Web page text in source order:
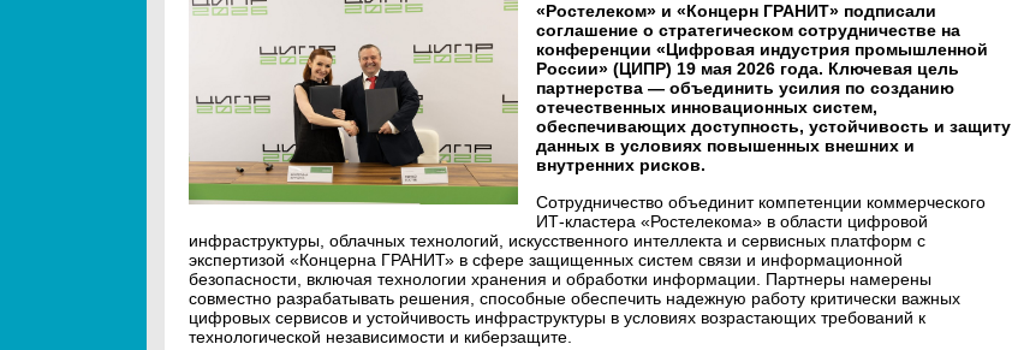
«Ростелеком» и «Концерн ГРАНИТ» подписали
соглашение о стратегическом сотрудничестве на
конференции «Цифровая индустрия промышленной
России» (ЦИПР) 19 мая 2026 года. Ключевая цель
партнерства — объединить усилия по созданию
отечественных инновационных систем,
обеспечивающих доступность, устойчивость и защиту
данных в условиях повышенных внешних и
внутренних рисков.
Сотрудничество объединит компетенции коммерческого
ИТ-кластера «Ростелекома» в области цифровой
инфраструктуры, облачных технологий, искусственного интеллекта и сервисных платформ с
экспертизой «Концерна ГРАНИТ» в сфере защищенных систем связи и информационной
безопасности, включая технологии хранения и обработки информации. Партнеры намерены
совместно разрабатывать решения, способные обеспечить надежную работу критически важных
цифровых сервисов и устойчивость инфраструктуры в условиях возрастающих требований к
технологической независимости и киберзащите.